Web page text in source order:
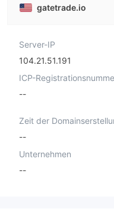
gatetrade.io
Server-IP
104.21.51.191
ICP-
--
Zeit der
--
Unternehmen
--